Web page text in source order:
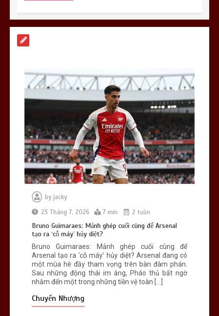
Việt Nam – Timor Leste: Đối thủ tí hon
“lột xác” với “lính đánh thuê” châu Âu
0 6 min
hợp đồng mượn thông minh hay canh
bạc lớn?
0 6 min
by jacky
23 Tháng 7, 2026
7 min 2 tuần
Bruno Guimaraes: Mảnh ghép cuối cùng để Arsenal
tạo ra ‘cỗ máy’ hủy diệt?
Bruno Guimaraes: Mảnh ghép cuối cùng để
Arsenal tạo ra ‘cỗ máy’ hủy diệt? Arsenal đang có
một mùa hè đầy tham vọng trên bàn đàm phán.
Sau những động thái im ắng, Pháo thủ bất ngờ
nhắm đến một trong những tiền vệ toàn […]
Chuyển Nhượng